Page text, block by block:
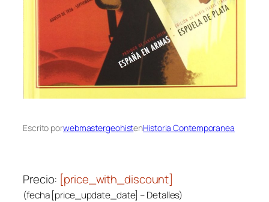
Escrito porwebmastergeohistenHistoria Contemporanea
Precio: [price_with_discount]
(fecha [price_update_date] –Detalles)